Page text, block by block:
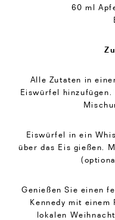
60 ml
Alle Zutaten in
Eiswürfel
Eiswürfel in ein
über das Eis gießen.
Genießen Sie einen
Kennedy mit
lokalen